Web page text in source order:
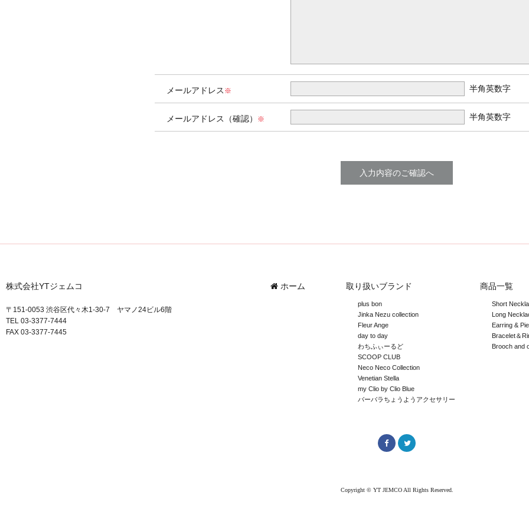
メールアドレス 半角英数字
メールアドレス（確認） 半角英数字
株式会社YTジェムコ
〒151-0053 渋谷区代々木1-30-7 ヤマノ24ビル6階
TEL 03-3377-7444
FAX 03-3377-7445
ホーム 取り扱いブランド
plus bon
Jinka Nezu collection
Fleur Ange
day to day
わちふぃーるど
SCOOP CLUB
Neco Neco Collection
Venetian Stella
my Clio by Clio Blue
バーバラちょうようアクセサリー
商品一覧
Short
Long
Earring &
Bracelet＆
Brooch and
Copyright © YT JEMCO All Rights Reserved.